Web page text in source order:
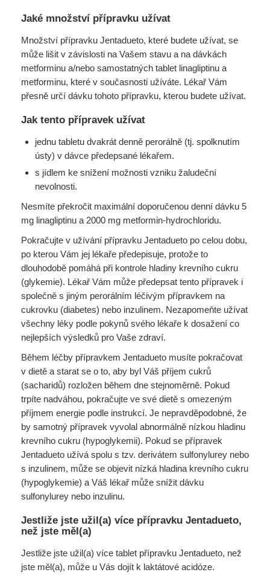
Jaké množství přípravku užívat
Množství přípravku Jentadueto, které budete užívat, se
může lišit v závislosti na Vašem stavu a na dávkách
metforminu a/nebo samostatných tablet linagliptinu a
metforminu, které v současnosti užíváte. Lékař Vám
přesně určí dávku tohoto přípravku, kterou budete užívat.
Jak tento přípravek užívat
jednu tabletu dvakrát denně perorálně (tj. spolknutím
ústy) v dávce předepsané lékařem.
s jídlem ke snížení možnosti vzniku žaludeční
nevolnosti.
Nesmíte překročit maximální doporučenou denní dávku 5
mg linagliptinu a 2000 mg metformin-hydrochloridu.
Pokračujte v užívání přípravku Jentadueto po celou dobu,
po kterou Vám jej lékaře předepisuje, protože to
dlouhodobě pomáhá při kontrole hladiny krevního cukru
(glykemie). Lékař Vám může předepsat tento přípravek i
společně s jiným perorálním léčivým přípravkem na
cukrovku (diabetes) nebo inzulinem. Nezapomeňte užívat
všechny léky podle pokynů svého lékaře k dosažení co
nejlepších výsledků pro Vaše zdraví.
Během léčby přípravkem Jentadueto musíte pokračovat
v dietě a starat se o to, aby byl Váš příjem cukrů
(sacharidů) rozložen během dne stejnoměrně. Pokud
trpíte nadváhou, pokračujte ve své dietě s omezeným
příjmem energie podle instrukcí. Je nepravděpodobné, že
by samotný přípravek vyvolal abnormálně nízkou hladinu
krevního cukru (hypoglykemii). Pokud se přípravek
Jentadueto užívá spolu s tzv. derivátem sulfonylurey nebo
s inzulinem, může se objevit nízká hladina krevního cukru
(hypoglykemie) a Váš lékař může snížit dávku
sulfonylurey nebo inzulinu.
Jestliže jste užil(a) více přípravku Jentadueto,
než jste měl(a)
Jestliže jste užil(a) více tablet přípravku Jentadueto, než
jste měl(a), může u Vás dojít k laktátové acidóze.